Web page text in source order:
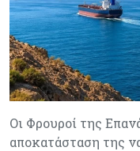
Οι Φρουροί της
αποκατάσταση της